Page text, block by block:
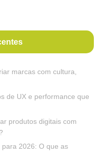
marcas com cultura,
de UX e performance que
produtos digitais com
2026: O que as